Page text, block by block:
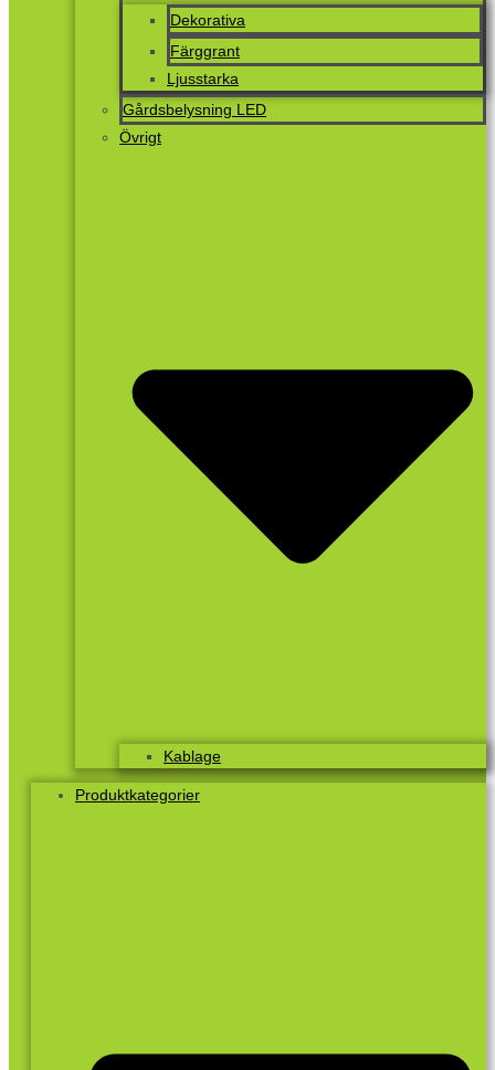
Dekorativa
Färggrant
Ljusstarka
Gårdsbelysning LED
Övrigt
Kablage
Produktkategorier